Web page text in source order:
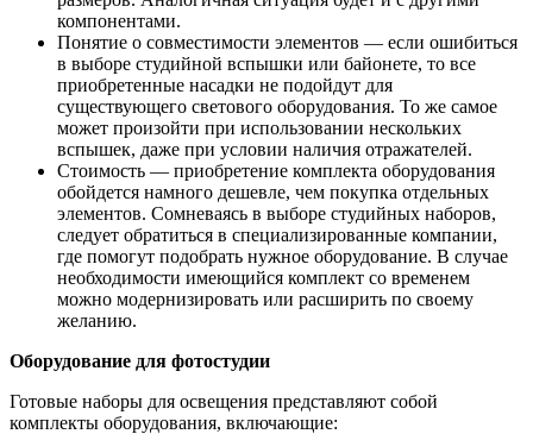
компонентами.
Понятие о совместимости элементов — если ошибиться
в выборе студийной вспышки или байонете, то все
приобретенные насадки не подойдут для
существующего светового оборудования. То же самое
может произойти при использовании нескольких
вспышек, даже при условии наличия отражателей.
Стоимость — приобретение комплекта оборудования
обойдется намного дешевле, чем покупка отдельных
элементов. Сомневаясь в выборе студийных наборов,
следует обратиться в специализированные компании,
где помогут подобрать нужное оборудование. В случае
необходимости имеющийся комплект со временем
можно модернизировать или расширить по своему
желанию.
Оборудование для фотостудии
Готовые наборы для освещения представляют собой
комплекты оборудования, включающие: